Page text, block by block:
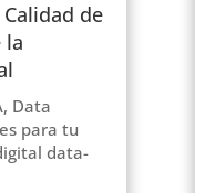
de
la
, Data
para tu
data-